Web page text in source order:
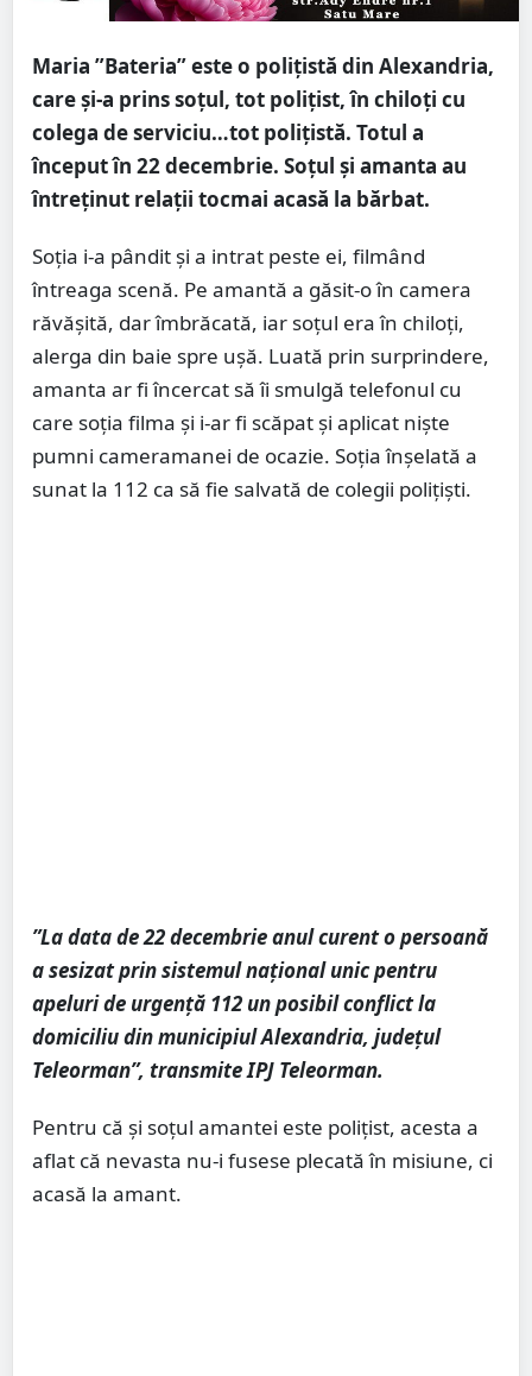
Maria ”Bateria” este o polițistă din Alexandria,
care și-a prins soțul, tot polițist, în chiloți cu
colega de serviciu…tot polițistă. Totul a
început în 22 decembrie. Soțul și amanta au
întreținut relații tocmai acasă la bărbat.
Soția i-a pândit și a intrat peste ei, filmând
întreaga scenă. Pe amantă a găsit-o în camera
răvășită, dar îmbrăcată, iar soțul era în chiloți,
alerga din baie spre ușă. Luată prin surprindere,
amanta ar fi încercat să îi smulgă telefonul cu
care soția filma și i-ar fi scăpat și aplicat niște
pumni cameramanei de ocazie. Soția înșelată a
sunat la 112 ca să fie salvată de colegii polițiști.
”La data de 22 decembrie anul curent o persoană
a sesizat prin sistemul național unic pentru
apeluri de urgență 112 un posibil conflict la
domiciliu din municipiul Alexandria, județul
Teleorman”, transmite IPJ Teleorman.
Pentru că și soțul amantei este polițist, acesta a
aflat că nevasta nu-i fusese plecată în misiune, ci
acasă la amant.